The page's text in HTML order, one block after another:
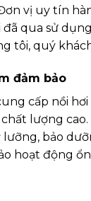
vị uy tín
đã qua sử
tôi, quý
đảm bảo
cấp nồi hơi
lượng cao.
bảo
hoạt động